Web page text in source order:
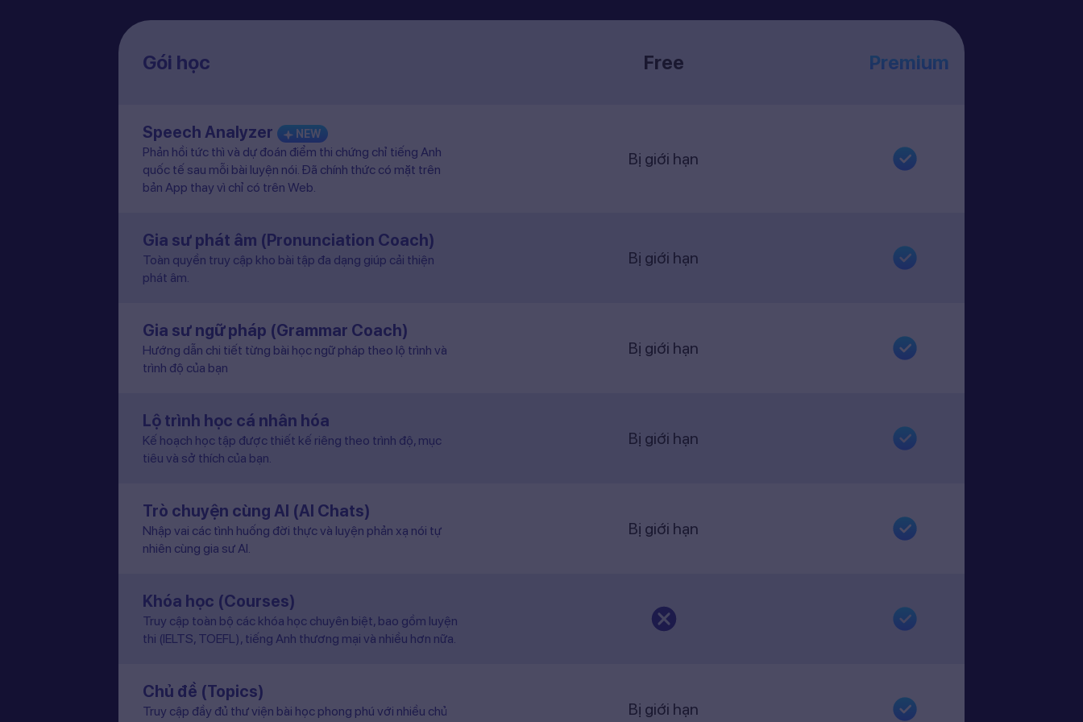
Gói học Free Premium
Speech Analyzer NEW
Phản hồi tức thì và dự đoán điểm thi chứng chỉ tiếng Anh
quốc tế sau mỗi bài luyện nói. Đã chính thức có mặt trên
bản App thay vì chỉ có trên Web.
Bị giới hạn
Gia sư phát âm (Pronunciation Coach)
Toàn quyền truy cập kho bài tập đa dạng giúp cải thiện
phát âm.
Bị giới hạn
Gia sư ngữ pháp (Grammar Coach)
Hướng dẫn chi tiết từng bài học ngữ pháp theo lộ trình và
trình độ của bạn
Bị giới hạn
Lộ trình học cá nhân hóa
Kế hoạch học tập được thiết kế riêng theo trình độ, mục
tiêu và sở thích của bạn.
Bị giới hạn
Trò chuyện cùng AI (AI Chats)
Nhập vai các tình huống đời thực và luyện phản xạ nói tự
nhiên cùng gia sư AI.
Bị giới hạn
Khóa học (Courses)
Truy cập toàn bộ các khóa học chuyên biệt, bao gồm luyện
thi (IELTS, TOEFL), tiếng Anh thương mại và nhiều hơn nữa.
Chủ đề (Topics)
Truy cập đầy đủ thư viện bài học phong phú với nhiều chủ
Bị giới hạn